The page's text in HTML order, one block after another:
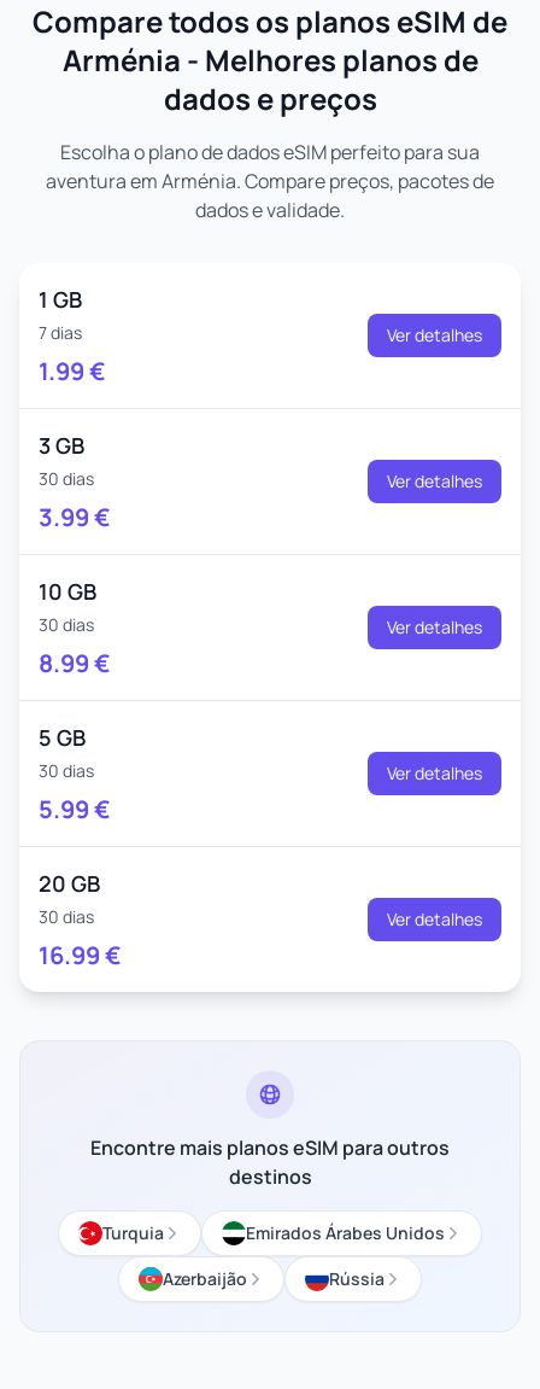
Compare todos os planos eSIM de
Arménia - Melhores planos de
dados e preços
Escolha o plano de dados eSIM perfeito para sua
aventura em Arménia. Compare preços, pacotes de
dados e validade.
1 GB
7 dias
1.99€
Ver detalhes
3 GB
30 dias
3.99€
Ver detalhes
10 GB
30 dias
8.99€
Ver detalhes
5 GB
30 dias
5.99€
Ver detalhes
20 GB
30 dias
16.99€
Ver detalhes
Encontre mais planos eSIM para outros
destinos
Turquia
Emirados Árabes Unidos
Azerbaijão
Rússia